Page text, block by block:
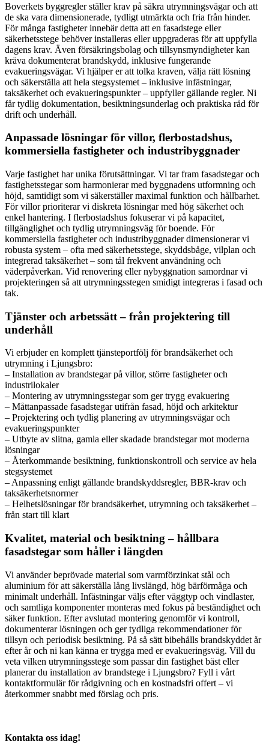
Boverkets byggregler ställer krav på säkra utrymningsvägar och att
de ska vara dimensionerade, tydligt utmärkta och fria från hinder.
För många fastigheter innebär detta att en fasadstege eller
säkerhetsstege behöver installeras eller uppgraderas för att uppfylla
dagens krav. Även försäkringsbolag och tillsynsmyndigheter kan
kräva dokumenterat brandskydd, inklusive fungerande
evakueringsvägar. Vi hjälper er att tolka kraven, välja rätt lösning
och säkerställa att hela stegsystemet – inklusive infästningar,
taksäkerhet och evakueringspunkter – uppfyller gällande regler. Ni
får tydlig dokumentation, besiktningsunderlag och praktiska råd för
drift och underhåll.
Anpassade lösningar för villor, flerbostadshus,
kommersiella fastigheter och industribyggnader
Varje fastighet har unika förutsättningar. Vi tar fram fasadstegar och
fastighetsstegar som harmonierar med byggnadens utformning och
höjd, samtidigt som vi säkerställer maximal funktion och hållbarhet.
För villor prioriterar vi diskreta lösningar med hög säkerhet och
enkel hantering. I flerbostadshus fokuserar vi på kapacitet,
tillgänglighet och tydlig utrymningsväg för boende. För
kommersiella fastigheter och industribyggnader dimensionerar vi
robusta system – ofta med säkerhetsstege, skyddsbåge, vilplan och
integrerad taksäkerhet – som tål frekvent användning och
väderpåverkan. Vid renovering eller nybyggnation samordnar vi
projekteringen så att utrymningsstegen smidigt integreras i fasad och
tak.
Tjänster och arbetssätt – från projektering till
underhåll
Vi erbjuder en komplett tjänsteportfölj för brandsäkerhet och
utrymning i Ljungsbro:
– Installation av brandstegar på villor, större fastigheter och
industrilokaler
– Montering av utrymningsstegar som ger trygg evakuering
– Måttanpassade fasadstegar utifrån fasad, höjd och arkitektur
– Projektering och tydlig planering av utrymningsvägar och
evakueringspunkter
– Utbyte av slitna, gamla eller skadade brandstegar mot moderna
lösningar
– Återkommande besiktning, funktionskontroll och service av hela
stegsystemet
– Anpassning enligt gällande brandskyddsregler, BBR-krav och
taksäkerhetsnormer
– Helhetslösningar för brandsäkerhet, utrymning och taksäkerhet –
från start till klart
Kvalitet, material och besiktning – hållbara
fasadstegar som håller i längden
Vi använder beprövade material som varmförzinkat stål och
aluminium för att säkerställa lång livslängd, hög bärförmåga och
minimalt underhåll. Infästningar väljs efter väggtyp och vindlaster,
och samtliga komponenter monteras med fokus på beständighet och
säker funktion. Efter avslutad montering genomför vi kontroll,
dokumenterar lösningen och ger tydliga rekommendationer för
tillsyn och periodisk besiktning. På så sätt bibehålls brandskyddet år
efter år och ni kan känna er trygga med er evakueringsväg. Vill du
veta vilken utrymningsstege som passar din fastighet bäst eller
planerar du installation av brandstege i Ljungsbro? Fyll i vårt
kontaktformulär för rådgivning och en kostnadsfri offert – vi
återkommer snabbt med förslag och pris.
Kontakta oss idag!